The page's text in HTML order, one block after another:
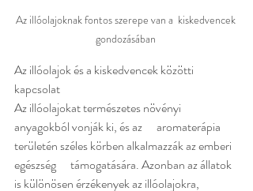
Az illóolajoknak fontos szerepe van a  kiskedvencek
gondozásában
Az illóolajok és a kiskedvencek közötti
kapcsolat
Az illóolajokat természetes növényi
anyagokból vonják ki, és az      aromaterápia
területén széles körben alkalmazzák az emberi
egészség      támogatására. Azonban az állatok
is különösen érzékenyek az illóolajokra,